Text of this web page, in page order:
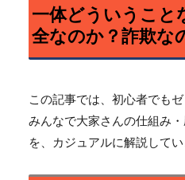
一体どういうこと
全なのか？詐欺な
この記事では、初心者でも
みんなで大家さんの仕組み
を、
カジュアルに解説してい